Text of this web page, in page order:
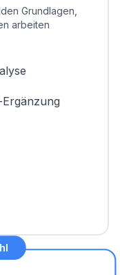
Grundlagen,
arbeiten